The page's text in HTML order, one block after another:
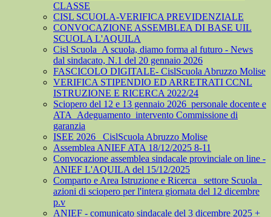
CLASSE
CISL SCUOLA-VERIFICA PREVIDENZIALE
CONVOCAZIONE ASSEMBLEA DI BASE UIL
SCUOLA L'AQUILA
Cisl Scuola_A scuola, diamo forma al futuro - News
dal sindacato, N.1 del 20 gennaio 2026
FASCICOLO DIGITALE- CislScuola Abruzzo Molise
VERIFICA STIPENDIO ED ARRETRATI CCNL
ISTRUZIONE E RICERCA 2022/24
Sciopero del 12 e 13 gennaio 2026_personale docente e
ATA_Adeguamento_intervento Commissione di
garanzia
ISEE 2026_ CislScuola Abruzzo Molise
Assemblea ANIEF ATA 18/12/2025 8-11
Convocazione assemblea sindacale provinciale on line -
ANIEF L'AQUILA del 15/12/2025
Comparto e Area Istruzione e Ricerca_ settore Scuola_
azioni di sciopero per l'intera giornata del 12 dicembre
p.v
ANIEF - comunicato sindacale del 3 dicembre 2025 +